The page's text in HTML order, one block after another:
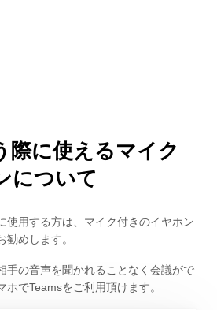
際に使えるマイク
について
使用する方は、マイク付きのイヤホン
めします。
手の音声を聞かれることなく会議がで
ホでTeamsをご利用頂けます。